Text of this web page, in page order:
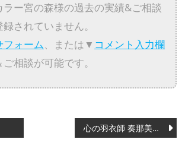
ラー宮の森様の過去の実績&ご相談
されていません。
フォーム、または▼ コメント入力欄
相談が可能です。
心の羽衣師 奏那美羽の公式ホームページ